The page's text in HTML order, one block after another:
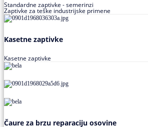
Standardne zaptivke - semerinzi
Zaptivke za teške industrijske primene
Kasetne zaptivke
Kasetne zaptivke
Čaure za brzu reparaciju osovine